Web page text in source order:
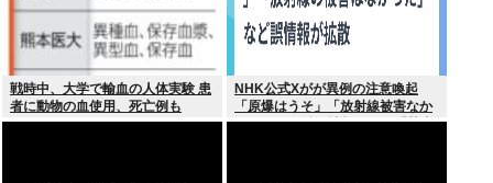
戦時中、大学で輸血の人体実験 患
者に動物の血使用、死亡例も
NHK公式Xがが異例の注意喚起
「原爆はうそ」「放射線被害なか
った」SNS拡散情報めぐり「荒唐